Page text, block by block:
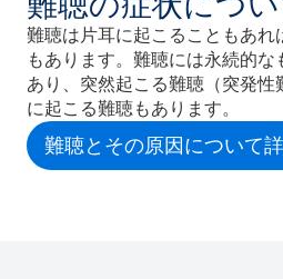
難聴は片耳に起こることもあれ
もあります。難聴には永続的
あり、突然起こる難聴（突発性
に起こる難聴もあります。
難聴とその原因について